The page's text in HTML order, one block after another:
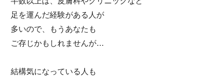
足を運んだ経験がある人が
多いので、もうあなたも
ご存じかもしれませんが…
結構気になっている人も